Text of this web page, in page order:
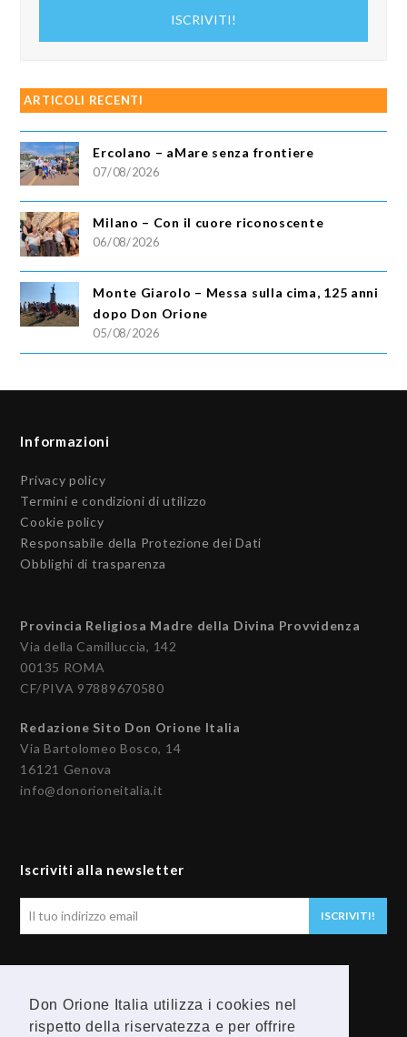
Don Orione Italia utilizza i cookies nel
rispetto della riservatezza e per offrire
ISCRIVITI!
ARTICOLI RECENTI
Ercolano – aMare senza frontiere
07/08/2026
Milano – Con il cuore riconoscente
06/08/2026
Monte Giarolo – Messa sulla cima, 125 anni
dopo Don Orione
05/08/2026
Informazioni
Privacy policy
Termini e condizioni di utilizzo
Cookie policy
Responsabile della Protezione dei Dati
Obblighi di trasparenza
Provincia Religiosa Madre della Divina Provvidenza
Via della Camilluccia, 142
00135 ROMA
CF/PIVA 97889670580
Redazione Sito Don Orione Italia
Via Bartolomeo Bosco, 14
16121 Genova
info@donorioneitalia.it
Iscriviti alla newsletter
ISCRIVITI!
F Y